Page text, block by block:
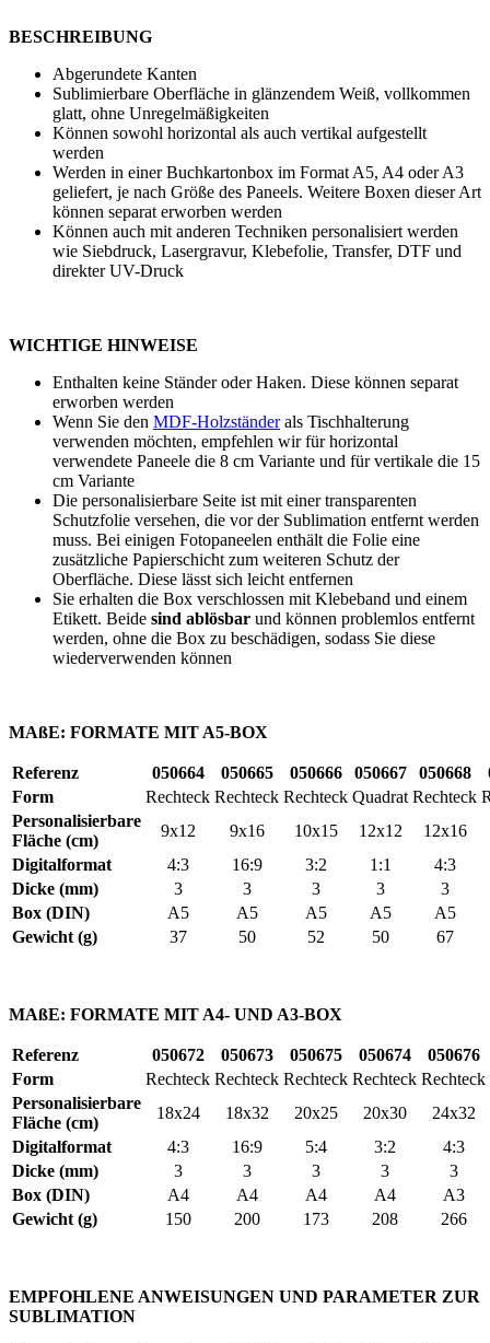
BESCHREIBUNG
Abgerundete Kanten
Sublimierbare Oberfläche in glänzendem Weiß, vollkommen
glatt, ohne Unregelmäßigkeiten
Können sowohl horizontal als auch vertikal aufgestellt
werden
Werden in einer Buchkartonbox im Format A5, A4 oder A3
geliefert, je nach Größe des Paneels. Weitere Boxen dieser Art
können separat erworben werden
Können auch mit anderen Techniken personalisiert werden
wie Siebdruck, Lasergravur, Klebefolie, Transfer, DTF und
direkter UV-Druck
WICHTIGE HINWEISE
Enthalten keine Ständer oder Haken. Diese können separat
erworben werden
Wenn Sie den MDF-Holzständerals Tischhalterung
verwenden möchten, empfehlen wir für horizontal
verwendete Paneele die 8 cm Variante und für vertikale die 15
cm Variante
Die personalisierbare Seite ist mit einer transparenten
Schutzfolie versehen, die vor der Sublimation entfernt werden
muss. Bei einigen Fotopaneelen enthält die Folie eine
zusätzliche Papierschicht zum weiteren Schutz der
Oberfläche. Diese lässt sich leicht entfernen
Sie erhalten die Box verschlossen mit Klebeband und einem
Etikett. Beide sind ablösbar und können problemlos entfernt
werden, ohne die Box zu beschädigen, sodass Sie diese
wiederverwenden können
MAßE: FORMATE MIT A5-BOX
Referenz 050664 050665 050666 050667 050668
Form
Rechteck Rechteck Rechteck Quadrat Rechteck
Personalisierbare
Fläche (cm)
9x12 9x16 10x15 12x12
12x16
Digitalformat
4:3 16:9 3:2 1:1
4:3
Dicke (mm)
3 3 3 3
3
Box (DIN)
A5 A5 A5 A5
A5
Gewicht (g)
37 50 52 50 67
MAßE: FORMATE MIT A4- UND A3-BOX
Referenz 050672 050673 050675 050674
050676
Form
Rechteck Rechteck Rechteck Rechteck Rechteck
Personalisierbare
Fläche (cm)
18x24 18x32 20x25 20x30
24x32
Digitalformat
4:3 16:9 5:4 3:2
4:3
Dicke (mm)
3 3 3 3
3
Box (DIN)
A4 A4 A4 A4
A3
Gewicht (g)
150 200 173 208 266
EMPFOHLENE ANWEISUNGEN UND PARAMETER ZUR
SUBLIMATION